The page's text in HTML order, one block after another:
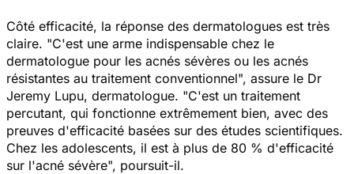
Côté efficacité, la réponse des dermatologues est très
claire. "C'est une arme indispensable chez le
dermatologue pour les acnés sévères ou les acnés
résistantes au traitement conventionnel", assure le Dr
Jeremy Lupu, dermatologue. "C'est un traitement
percutant, qui fonctionne extrêmement bien, avec des
preuves d'efficacité basées sur des études scientifiques.
Chez les adolescents, il est à plus de 80 % d'efficacité
sur l'acné sévère", poursuit-il.